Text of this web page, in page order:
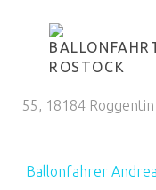
55, 18184 Roggentin
Ballonfahrer